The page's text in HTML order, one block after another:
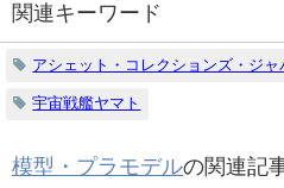
関連キーワード
アシェット・コレクションズ・ジャ
宇宙戦艦ヤマト
模型・プラモデルの関連記